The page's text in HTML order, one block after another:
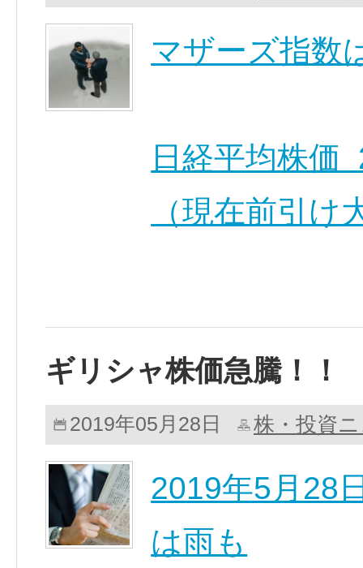
マザーズ指数
日経平均株価
（現在前引
ギリシャ株価急騰！！
2019年05月28日 株・投資
2019年5月28
は雨も